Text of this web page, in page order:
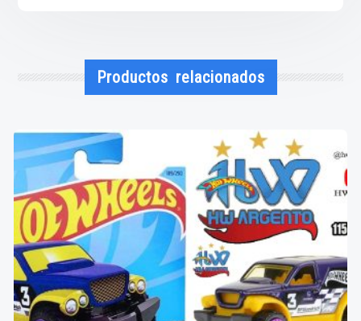
Productos relacionados